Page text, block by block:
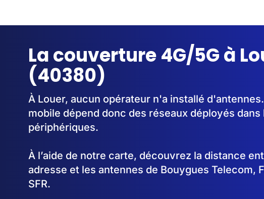
La couverture 4G/5G à
(40380)
À Louer, aucun opérateur n'a installé
mobile dépend donc des réseaux déployés
périphériques.
À l’aide de notre carte, découvrez la distance
adresse et les antennes de Bouygues Telecom,
SFR.